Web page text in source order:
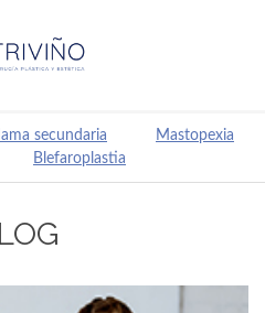
secundaria
Mastopexia
Blefaroplastia